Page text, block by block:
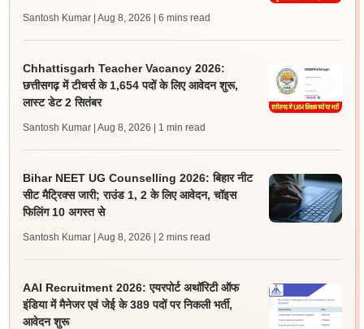
Santosh Kumar | Aug 8, 2026 | 6 mins read
Chhattisgarh Teacher Vacancy 2026:
छत्तीसगढ़ में टीचर्स के 1,654 पदों के लिए आवेदन शुरू,
लास्ट डेट 2 सितंबर
Santosh Kumar | Aug 8, 2026 | 1 min read
Bihar NEET UG Counselling 2026: बिहार नीट
सीट मैट्रिक्स जारी; राउंड 1, 2 के लिए आवेदन, चॉइस
फिलिंग 10 अगस्त से
Santosh Kumar | Aug 8, 2026 | 2 mins read
AAI Recruitment 2026: एयरपोर्ट अथॉरिटी ऑफ
इंडिया में मैनेजर एवं जेई के 389 पदों पर निकली भर्ती,
आवेदन शुरू